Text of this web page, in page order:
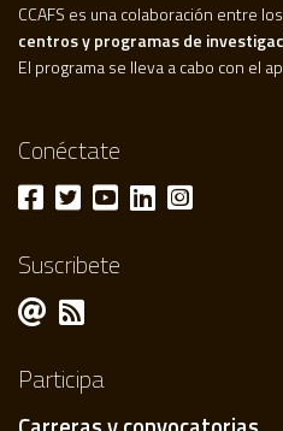
CCAFS es una colaboración entre los
centros y programas de
El programa se lleva a cabo con el
Conéctate
Suscribete
Participa